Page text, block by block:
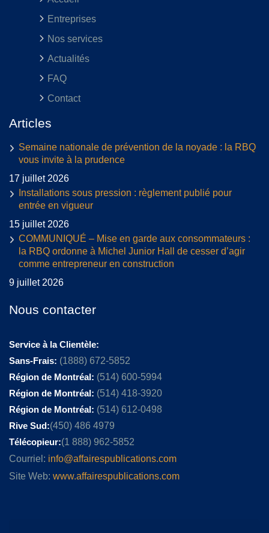
Entreprises
Nos services
Actualités
FAQ
Contact
Articles
Semaine nationale de prévention de la noyade : la RBQ
vous invite à la prudence
17 juillet 2026
Installations sous pression : règlement publié pour
entrée en vigueur
15 juillet 2026
COMMUNIQUÉ – Mise en garde aux consommateurs :
la RBQ ordonne à Michel Junior Hall de cesser d’agir
comme entrepreneur en construction
9 juillet 2026
Nous contacter
Service à la Clientèle:
Sans-Frais: (1888) 672-5852
Région de Montréal: (514) 600-5994
Région de Montréal: (514) 418-3920
Région de Montréal: (514) 612-0498
Rive Sud:(450) 486 4979
Télécopieur:(1 888) 962-5852
Courriel: info@affairespublications.com
Site Web: www.affairespublications.com